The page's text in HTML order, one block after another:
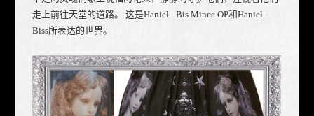
走上前往天堂的道路。 这是Haniel - Bis Mince OP和Haniel -
Biss所表达的世界。